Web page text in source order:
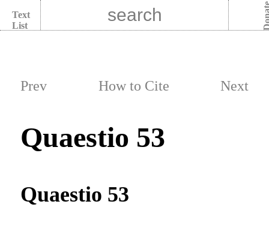
Text
List
Prev How to Cite Next
Quaestio 53
Quaestio 53